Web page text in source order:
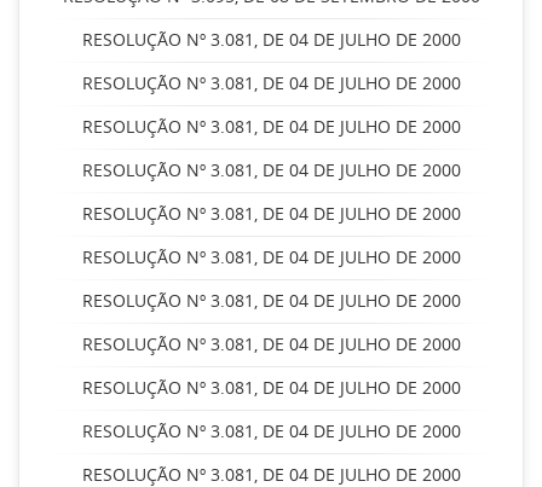
RESOLUÇÃO Nº 3.081, DE 04 DE JULHO DE 2000
RESOLUÇÃO Nº 3.081, DE 04 DE JULHO DE 2000
RESOLUÇÃO Nº 3.081, DE 04 DE JULHO DE 2000
RESOLUÇÃO Nº 3.081, DE 04 DE JULHO DE 2000
RESOLUÇÃO Nº 3.081, DE 04 DE JULHO DE 2000
RESOLUÇÃO Nº 3.081, DE 04 DE JULHO DE 2000
RESOLUÇÃO Nº 3.081, DE 04 DE JULHO DE 2000
RESOLUÇÃO Nº 3.081, DE 04 DE JULHO DE 2000
RESOLUÇÃO Nº 3.081, DE 04 DE JULHO DE 2000
RESOLUÇÃO Nº 3.081, DE 04 DE JULHO DE 2000
RESOLUÇÃO Nº 3.081, DE 04 DE JULHO DE 2000